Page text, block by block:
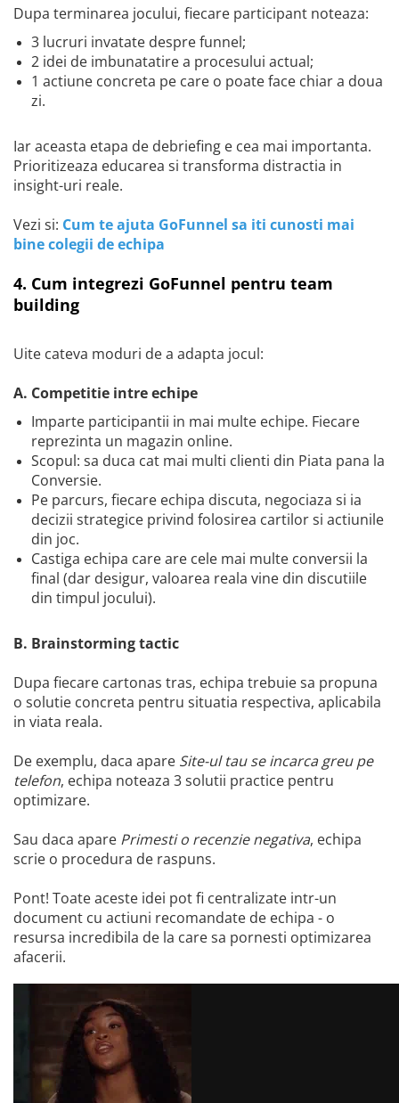
Dupa terminarea jocului, fiecare participant noteaza:
3 lucruri invatate despre funnel;
2 idei de imbunatatire a procesului actual;
1 actiune concreta pe care o poate face chiar a doua
zi.
Iar aceasta etapa de debriefing e cea mai importanta.
Prioritizeaza educarea si transforma distractia in
insight-uri reale.
Vezi si: Cum te ajuta GoFunnel sa iti cunosti mai
bine colegii de echipa
4. Cum integrezi GoFunnel pentru team
building
Uite cateva moduri de a adapta jocul:
A. Competitie intre echipe
Imparte participantii in mai multe echipe. Fiecare
reprezinta un magazin online.
Scopul: sa duca cat mai multi clienti din Piata pana la
Conversie.
Pe parcurs, fiecare echipa discuta, negociaza si ia
decizii strategice privind folosirea cartilor si actiunile
din joc.
Castiga echipa care are cele mai multe conversii la
final (dar desigur, valoarea reala vine din discutiile
din timpul jocului).
B. Brainstorming tactic
Dupa fiecare cartonas tras, echipa trebuie sa propuna
o solutie concreta pentru situatia respectiva, aplicabila
in viata reala.
De exemplu, daca apare Site-ul tau se incarca greu pe
telefon, echipa noteaza 3 solutii practice pentru
optimizare.
Sau daca apare Primesti o recenzie negativa, echipa
scrie o procedura de raspuns.
Pont! Toate aceste idei pot fi centralizate intr-un
document cu actiuni recomandate de echipa - o
resursa incredibila de la care sa pornesti optimizarea
afacerii.